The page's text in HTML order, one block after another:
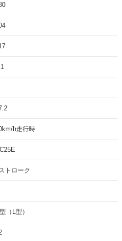
STEED 40
バータイ
STEED 40
h走行時
トローク
（L型）